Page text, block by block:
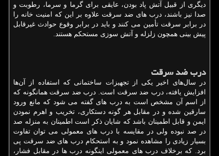
دیگری از قبیل آتش پاد بودن، عایقی برای گرما و سرما، رطوبت و
صدا نیز باشند، درب های ضد سرقت علاوه بر این که امنیت خانه را
در برابر سرقت تأمین می کنند و بايد در برابر وقوع حوادث غیرقابل
پیش بینی همچون زلزله و آتش سوزی مستحکم هستند.
درب ضد سرقت
در سال‌های اخیر یکی از تجهیزات ساختمانی که استفاده از آن‌ها
افزایش یافته، درب ضد سرقت است. درب ضد سرقت همانگونه که
از اسم آن مشخص است به درب های گفته می شود که مانع ورود
سارقین شده و در مقابل هر گونه دستکاری، تخریب و اهرم نمودن
ایمن و قابل اطمینان باشد که شایان ذکر است اطمینان به منزله صد
در صد نبوده ولی در مقایسه با درب های معمولی می توان تفاوت
بسیار زیادی را مشاهده نمود و به استحکام درب های ضد سرقت پی
برد. که برخلاف درب های معمولی اینگونه درب ها در مقابل فشار،